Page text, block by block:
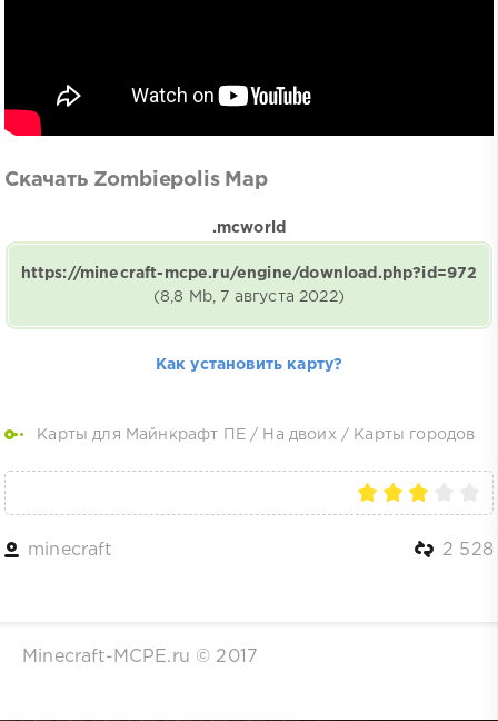
Скачать Zombiepolis Map
.mcworld
https://minecraft-mcpe.ru/engine/download.php?id=972
(8,8 Mb, 7 августа 2022)
Как установить карту?
Карты для Майнкрафт ПЕ / На двоих / Карты городов
minecraft 2 528
Minecraft-MCPE.ru © 2017